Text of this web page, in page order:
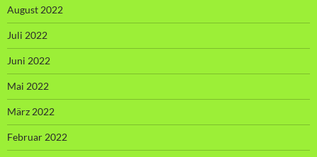
August 2022
Juli 2022
Juni 2022
Mai 2022
März 2022
Februar 2022